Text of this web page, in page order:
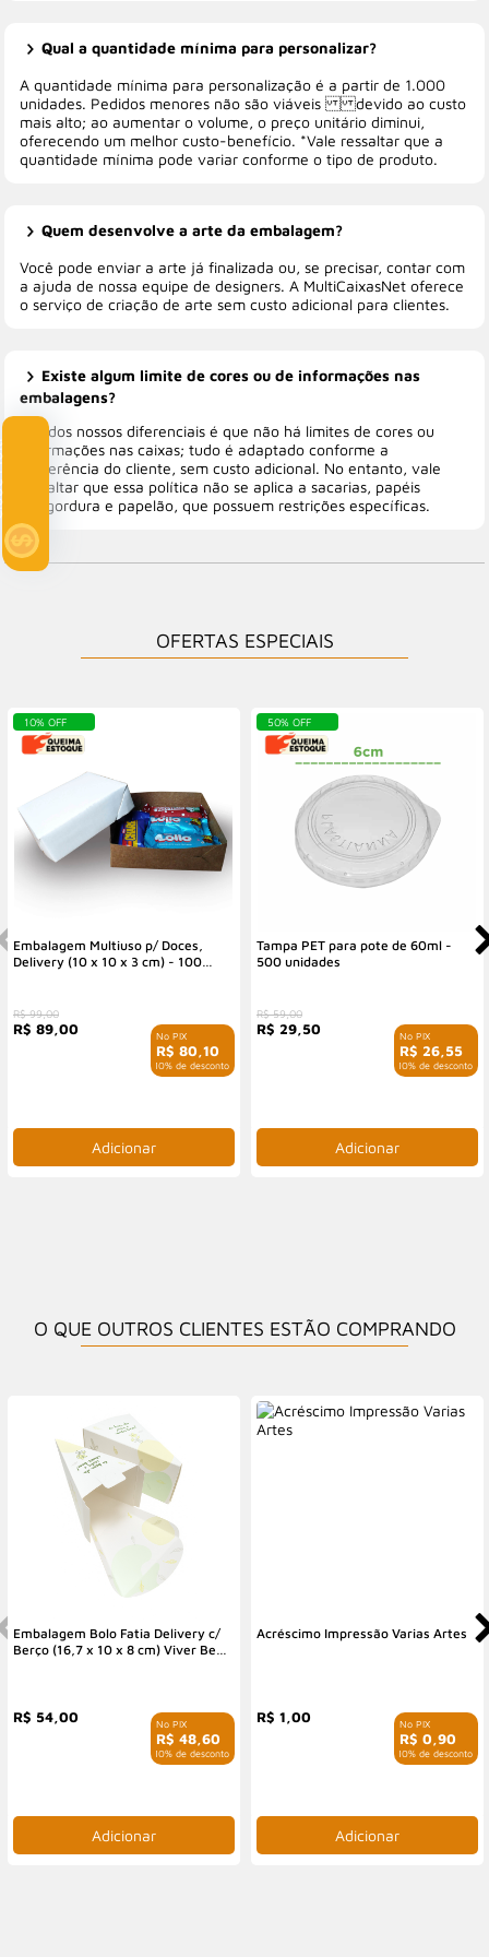
Qual a quantidade mínima para personalizar?
A quantidade mínima para personalização é a partir de 1.000
unidades. Pedidos menores não são viáveis devido ao custo
mais alto; ao aumentar o volume, o preço unitário diminui,
oferecendo um melhor custo-benefício. *Vale ressaltar que a
quantidade mínima pode variar conforme o tipo de produto.
Quem desenvolve a arte da embalagem?
Você pode enviar a arte já finalizada ou, se precisar, contar com
a ajuda de nossa equipe de designers. A MultiCaixasNet oferece
o serviço de criação de arte sem custo adicional para clientes.
Existe algum limite de cores ou de informações nas
embalagens?
Um dos nossos diferenciais é que não há limites de cores ou
informações nas caixas; tudo é adaptado conforme a
preferência do cliente, sem custo adicional. No entanto, vale
ressaltar que essa política não se aplica a sacarias, papéis
antigordura e papelão, que possuem restrições específicas.
OFERTAS ESPECIAIS
10% OFF
Embalagem Multiuso p/ Doces,
Delivery (10 x 10 x 3 cm) - 100
R$ 80,10
com 10% de desconto
R$ 99,00
R$ 89,00
50% OFF
Tampa PET para pote de 60ml -
500 unidades
R$ 26,55
com 10% de desconto
R$ 59,00
R$ 29,50
O QUE OUTROS CLIENTES ESTÃO COMPRANDO
Embalagem Bolo Fatia Delivery c/
Berço (16,7 x 10 x 8 cm) Viver Bem
R$ 48,60
com 10% de desconto
R$ 54,00
Acréscimo Impressão Varias Artes
R$ 0,90
com 10% de desconto
R$ 1,00